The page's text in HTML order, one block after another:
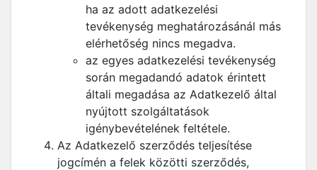
ha az adott adatkezelési
tevékenység meghatározásánál más
elérhetőség nincs megadva.
az egyes adatkezelési tevékenység
során megadandó adatok érintett
általi megadása az Adatkezelő által
nyújtott szolgáltatások
igénybevételének feltétele.
Az Adatkezelő szerződés teljesítése
jogcímén a felek közötti szerződés,